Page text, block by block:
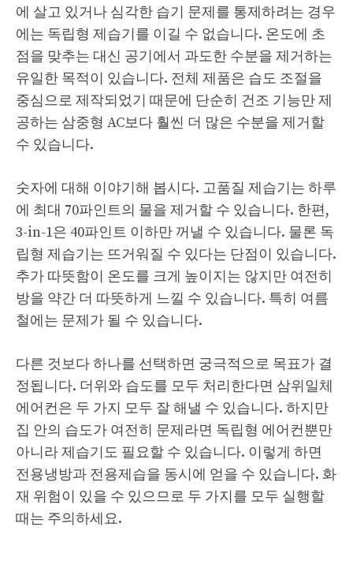
에 살고 있거나 심각한 습기 문제를 통제하려는 경우
에는 독립형 제습기를 이길 수 없습니다. 온도에 초
점을 맞추는 대신 공기에서 과도한 수분을 제거하는
유일한 목적이 있습니다. 전체 제품은 습도 조절을
중심으로 제작되었기 때문에 단순히 건조 기능만 제
공하는 삼중형 AC보다 훨씬 더 많은 수분을 제거할
수 있습니다.
숫자에 대해 이야기해 봅시다. 고품질 제습기는 하루
에 최대 70파인트의 물을 제거할 수 있습니다. 한편,
3-in-1은 40파인트 이하만 꺼낼 수 있습니다. 물론 독
립형 제습기는 뜨거워질 수 있다는 단점이 있습니다.
추가 따뜻함이 온도를 크게 높이지는 않지만 여전히
방을 약간 더 따뜻하게 느낄 수 있습니다. 특히 여름
철에는 문제가 될 수 있습니다.
다른 것보다 하나를 선택하면 궁극적으로 목표가 결
정됩니다. 더위와 습도를 모두 처리한다면 삼위일체
에어컨은 두 가지 모두 잘 해낼 수 있습니다. 하지만
집 안의 습도가 여전히 문제라면 독립형 에어컨뿐만
아니라 제습기도 필요할 수 있습니다. 이렇게 하면
전용냉방과 전용제습을 동시에 얻을 수 있습니다. 화
재 위험이 있을 수 있으므로 두 가지를 모두 실행할
때는 주의하세요.